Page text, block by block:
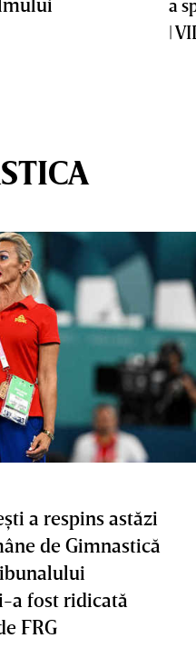
a
|
a respins astăzi
de Gimnastică
a fost ridicată
FRG